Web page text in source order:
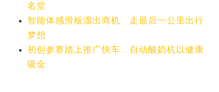
名堂
智能体感滑板溜出商机 走最后一公里出行
梦想
初创参赛踏上推广快车 自动酸奶机以健康
吸金